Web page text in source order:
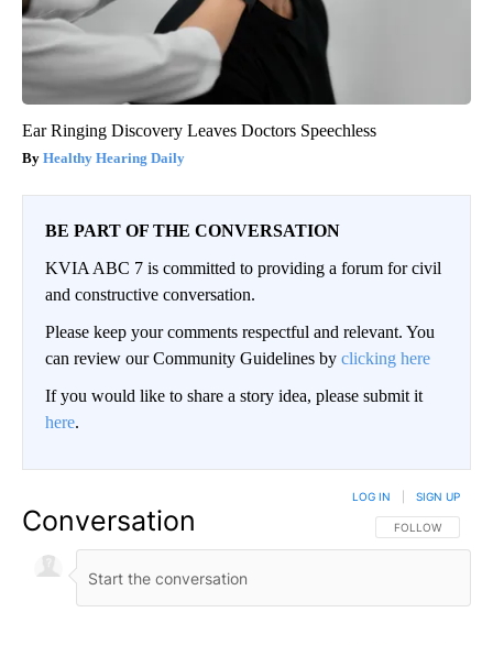
Ear Ringing Discovery Leaves Doctors Speechless
Healthy Hearing Daily
BE PART OF THE CONVERSATION
KVIA ABC 7 is committed to providing a forum for civil
and constructive conversation.
Please keep your comments respectful and relevant. You
can review our Community Guidelines by clicking here
If you would like to share a story idea, please submit it
here.
Conversation FOLLOW THIS
FOLLOW
LOG IN SIGN UP